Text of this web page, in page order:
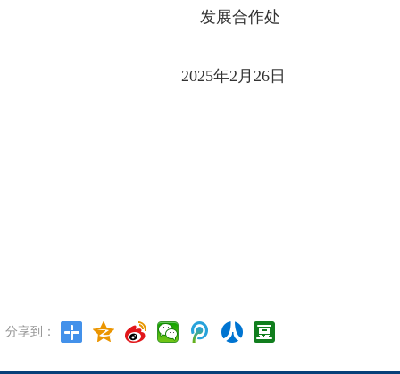
发展合作处
2025年2月26日
分享到：